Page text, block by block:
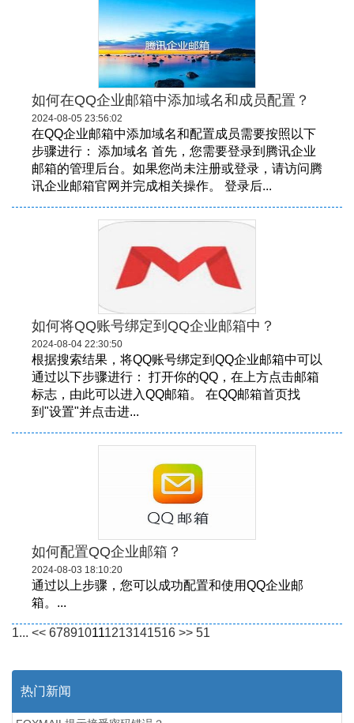
如何在QQ企业邮箱中添加域名和成员配置？
2024-08-05 23:56:02
在QQ企业邮箱中添加域名和配置成员需要按照以下
步骤进行： 添加域名 首先，您需要登录到腾讯企业
邮箱的管理后台。如果您尚未注册或登录，请访问腾
讯企业邮箱官网并完成相关操作。 登录后...
如何将QQ账号绑定到QQ企业邮箱中？
2024-08-04 22:30:50
根据搜索结果，将QQ账号绑定到QQ企业邮箱中可以
通过以下步骤进行： 打开你的QQ，在上方点击邮箱
标志，由此可以进入QQ邮箱。 在QQ邮箱首页找
到"设置"并点击进...
如何配置QQ企业邮箱？
2024-08-03 18:10:20
通过以上步骤，您可以成功配置和使用QQ企业邮
箱。...
1... << 678910111213141516 >> 51
热门新闻